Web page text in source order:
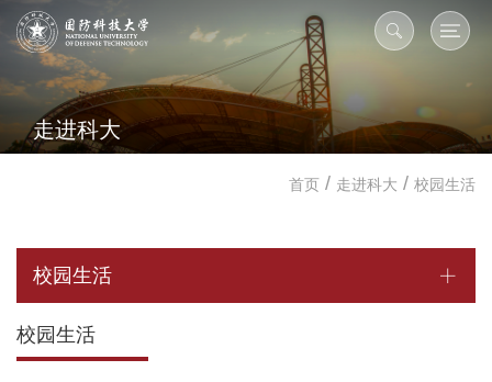
走进科大
首页 / 走进科大 / 校园生活
校园生活
校园生活